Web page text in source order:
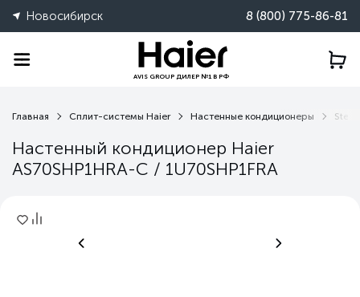
Новосибирск 8 (800) 775-86-81
AVIS GROUP ДИЛЕР №1 В РФ
Главная Сплит-системы Haier Настенные кондиционеры
Настенный кондиционер Haier
AS70SHP1HRA-C / 1U70SHP1FRA